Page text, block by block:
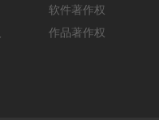
软件著作权
作品著作权